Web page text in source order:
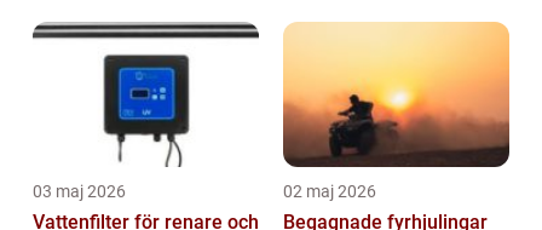
03 maj 2026
Vattenfilter för renare och
02 maj 2026
Begagnade fyrhjulingar